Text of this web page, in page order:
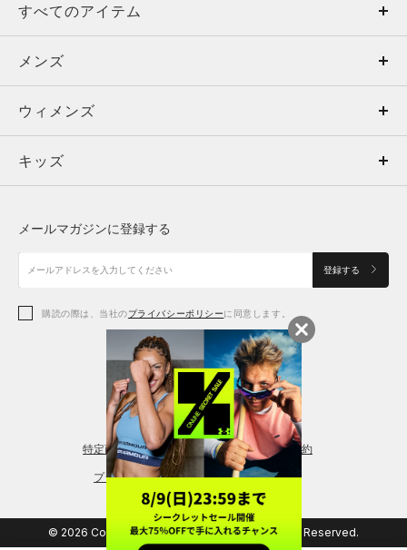
すべてのアイテム
メンズ
ウィメンズ
キッズ
アクセサリー
メンズ
トップス
ボトムス
アクセサリー
ウィメンズ
トップス
シューズ
アクセサリー
レギンス＆タイツ
キッズ
シューズ
メールマガジンに登録する
登録する
購読の際は、当社のプライバシーポリシーに同意します。
特定商取引法に基づく通販の表記 会員規約
プライバシーポリシー
© 2026 Copyright DOME Corporation. All Rights Reserved.